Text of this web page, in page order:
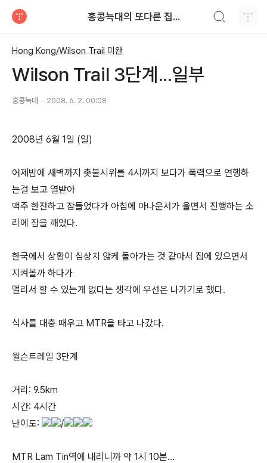
홍콩늑대의 또다른 집...
Hong Kong/Wilson Trail 미완
Wilson Trail 3단계...일부
홍콩늑대 2008. 6. 2. 00:08
2008년 6월 1일 (일)
어제밤에 새벽까지 촛불시위를 4시까지 보다가 폭력으로 연행하
는걸 보고 열받아
맥주 한잔하고 잠들었다가 아침에 아나운서가 울면서 진행하는 소
리에 잠을 깨었다.
한국에서 상황이 심상치 않케 돌아가는 것 같아서 집에 있으면서
지켜볼까 하다가
멀리서 할 수 있는게 없다는 생각에 우선은 나가기로 했다.
식사를 대충 때우고 MTR을 타고 나갔다.
윌슨트레일 3단계
거리: 9.5km
시간: 4시간
난이도:
/
MTR Lam Tin역에 내리니까 약 1시 10분...